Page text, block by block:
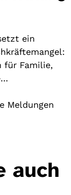
ein
für Familie,
Meldungen
auch